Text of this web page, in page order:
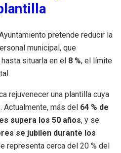
pretende reducir la
municipal, que
hasta situarla en el 8 %, el límite
rejuvenecer una plantilla cuya
. Actualmente, más del 64 % de
supera los 50 años, y se
se jubilen durante los
representa cerca del 20 % del